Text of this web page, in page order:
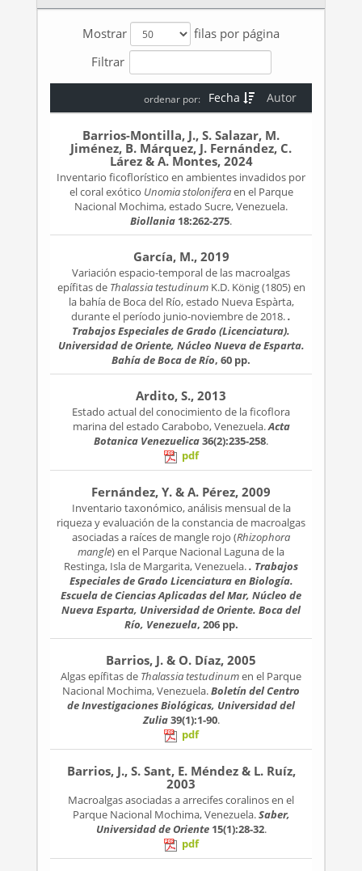
Mostrar
filas por página
Filtrar
Autor
Fecha
ordenar por:
Barrios-Montilla, J., S. Salazar, M.
Jiménez, B. Márquez, J. Fernández, C.
Lárez & A. Montes, 2024
Inventario ficoflorístico en ambientes invadidos por
el coral exótico Unomia stoloniferaen el Parque
Nacional Mochima, estado Sucre, Venezuela.
Biollania 18:262-275.
García, M., 2019
Variación espacio-temporal de las macroalgas
epífitas de Thalassia testudinumK.D. König (1805) en
la bahía de Boca del Río, estado Nueva Espàrta,
durante el período junio-noviembre de 2018..
Trabajos Especiales de Grado (Licenciatura).
Universidad de Oriente, Núcleo Nueva de Esparta.
Bahía de Boca de Río, 60 pp.
Ardito, S., 2013
Estado actual del conocimiento de la ficoflora
marina del estado Carabobo, Venezuela.Acta
Botanica Venezuelica36(2):235-258.
pdf
Fernández, Y. & A. Pérez, 2009
Inventario taxonómico, análisis mensual de la
riqueza y evaluación de la constancia de macroalgas
asociadas a raíces de mangle rojo (Rhizophora
mangle) en el Parque Nacional Laguna de la
Restinga, Isla de Margarita, Venezuela.. Trabajos
Especiales de Grado Licenciatura en Biología.
Escuela de Ciencias Aplicadas del Mar, Núcleo de
Nueva Esparta, Universidad de Oriente. Boca del
Río, Venezuela, 206 pp.
Barrios, J. & O. Díaz, 2005
Algas epífitas de Thalassia testudinumen el Parque
Nacional Mochima, Venezuela.Boletín del Centro
de Investigaciones Biológicas, Universidad del
Zulia39(1):1-90.
pdf
Barrios, J., S. Sant, E. Méndez & L. Ruíz,
2003
Macroalgas asociadas a arrecifes coralinos en el
Parque Nacional Mochima, Venezuela.Saber,
Universidad de Oriente15(1):28-32.
pdf